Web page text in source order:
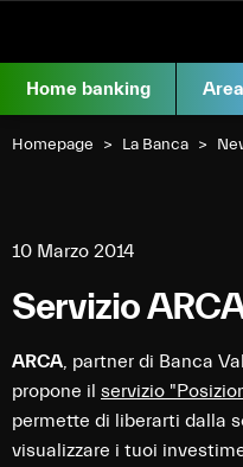
Home banking
Homepage La Banca
10 Marzo 2014
Servizio
ARCA , partner di Banca
propone il servizio
permette di liberarti dalla
visualizzare i tuoi